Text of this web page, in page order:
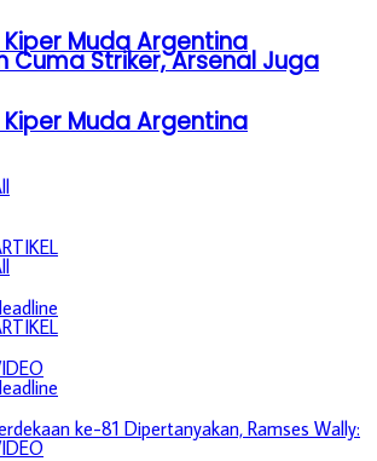
Muda Argentina
Cuma Striker, Arsenal Juga
Muda Argentina